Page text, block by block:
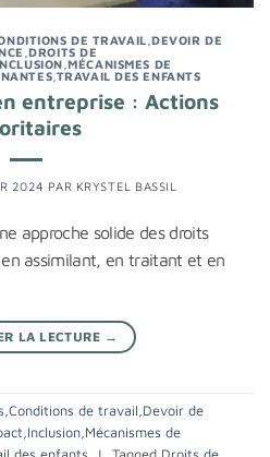
DE TRAVAIL ,DEVOIR DE
,DROITS DE
,MÉCANISMES DE
TRAVAIL DES ENFANTS
entreprise : Actions
2024 PAR KRYSTEL BASSIL
approche solide des droits
assimilant, en traitant et en
LA LECTURE →
Conditions de travail Devoir de
Inclusion Mécanismes de